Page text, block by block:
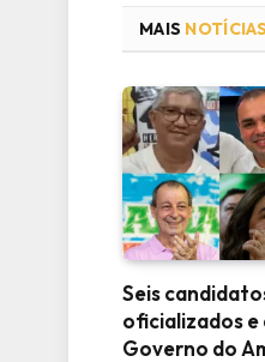
MAIS NOTÍCIAS
Seis
oficializados e
Governo do